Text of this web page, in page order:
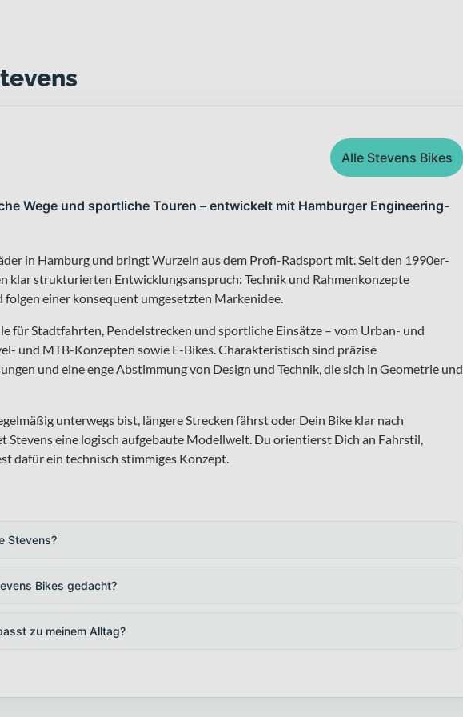
Alle Stevens Bikes
Wege und sportliche Touren – entwickelt mit Hamburger Engineering-
in Hamburg und bringt Wurzeln aus dem Profi-Radsport mit. Seit den 1990er-
klar strukturierten Entwicklungsanspruch: Technik und Rahmenkonzepte
folgen einer konsequent umgesetzten Markenidee.
für Stadtfahrten, Pendelstrecken und sportliche Einsätze – vom Urban- und
und MTB-Konzepten sowie E-Bikes. Charakteristisch sind präzise
und eine enge Abstimmung von Design und Technik, die sich in Geometrie und
unterwegs bist, längere Strecken fährst oder Dein Bike klar nach
Stevens eine logisch aufgebaute Modellwelt. Du orientierst Dich an Fahrstil,
dafür ein technisch stimmiges Konzept.
Stevens?
Bikes gedacht?
zu meinem Alltag?